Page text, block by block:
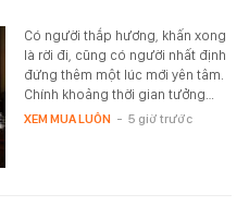
Có người thắp hương, khấn xong
là rời đi, cũng có người nhất định
đứng thêm một lúc mới yên tâm.
Chính khoảng thời gian tưởng…
XEM MUA LUÔN - 5 giờ trước